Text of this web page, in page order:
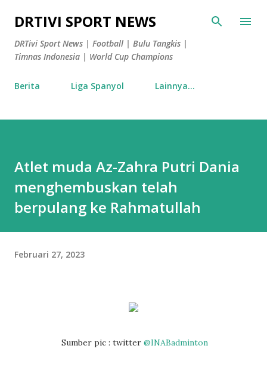
Langsung ke konten utama
DRTIVI SPORT NEWS
DRTivi Sport News | Football | Bulu Tangkis |
Timnas Indonesia | World Cup Champions
Berita Liga Spanyol Lainnya…
Atlet muda Az-Zahra Putri Dania
menghembuskan telah
berpulang ke Rahmatullah
Februari 27, 2023
Sumber pic : twitter @INABadminton